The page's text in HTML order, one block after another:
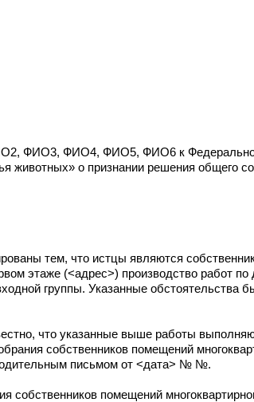
ФИО3, ФИО4, ФИО5, ФИО6 к
животных» о признании решения общего
тем, что истцы являются
этаже (<адрес>) производство работ по
группы. Указанные обстоятельства
что указанные выше работы
собственников помещений
письмом от <дата> № №.
помещений